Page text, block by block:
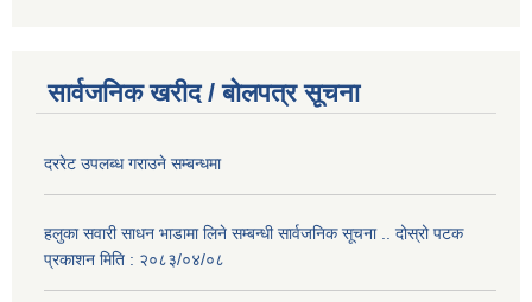
सार्वजनिक खरीद / बोलपत्र सूचना
दररेट उपलब्ध गराउने सम्बन्धमा
हलुका सवारी साधन भाडामा लिने सम्बन्धी सार्वजनिक सूचना .. दोस्रो पटक
प्रकाशन मिति : २०८३/०४/०८